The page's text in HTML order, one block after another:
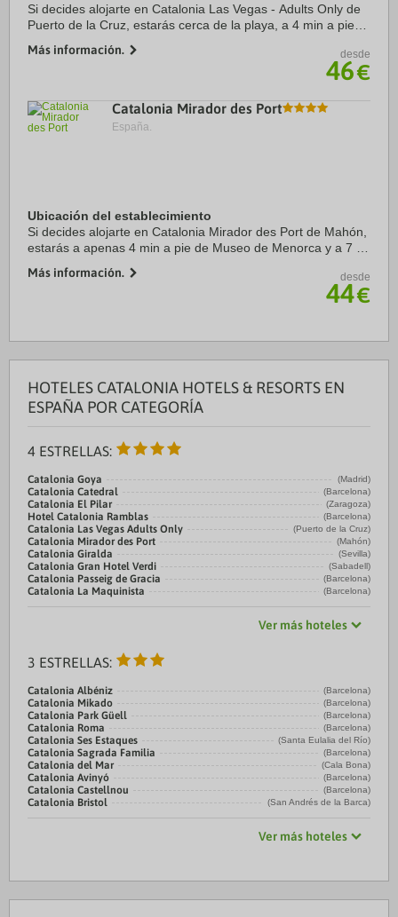
Si decides alojarte en Catalonia Las Vegas - Adults Only de
Puerto de la Cruz, estarás cerca de la playa, a 4 min a pie
Además, este hotel se ...
Más información. desde
46€
Catalonia Mirador des Port
España.
Ubicación del establecimiento
Si decides alojarte en Catalonia Mirador des Port de Mahón,
estarás a apenas 4 min a pie de Museo de Menorca y a 7 de
encuentra a 0,7 km de Ayuntamiento de ...
Más información. desde
44€
HOTELES CATALONIA HOTELS & RESORTS EN
ESPAÑA POR CATEGORÍA
4 ESTRELLAS:
Catalonia Goya (Madrid)
Catalonia Catedral (Barcelona)
Catalonia El Pilar (Zaragoza)
Hotel Catalonia Ramblas (Barcelona)
Catalonia Las Vegas Adults Only (Puerto de la Cruz)
Catalonia Mirador des Port (Mahón)
Catalonia Giralda (Sevilla)
Catalonia Gran Hotel Verdi (Sabadell)
Catalonia Passeig de Gracia (Barcelona)
Catalonia La Maquinista (Barcelona)
Ver más hoteles
3 ESTRELLAS:
Catalonia Albéniz (Barcelona)
Catalonia Mikado (Barcelona)
Catalonia Park Güell (Barcelona)
Catalonia Roma (Barcelona)
Catalonia Ses Estaques (Santa Eulalia del Río)
Catalonia Sagrada Familia (Barcelona)
Catalonia del Mar (Cala Bona)
Catalonia Avinyó (Barcelona)
Catalonia Castellnou (Barcelona)
Catalonia Bristol (San Andrés de la Barca)
Ver más hoteles